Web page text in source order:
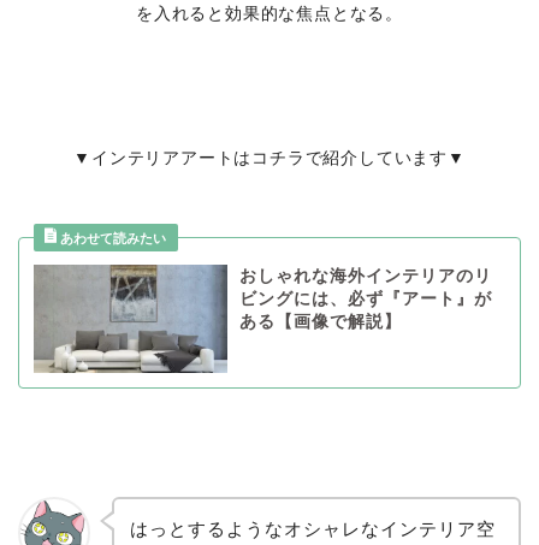
を入れると効果的な焦点となる。
▼インテリアアートはコチラで紹介しています▼
おしゃれな海外インテリアのリ
ビングには、必ず『アート』が
ある【画像で解説】
はっとするようなオシャレなインテリア空